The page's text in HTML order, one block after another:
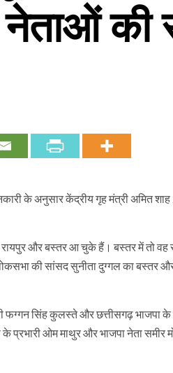
की
के अनुसार केंद्रीय गृह मंत्री अमित
और बस्तर आ चुके हैं। बस्तर में तो वह
की सांसद सुनीता दुग्गल का बस्तर और
फग्गन सिंह कुलस्ते और छत्तीसगढ़ भाजपा के
प्रभारी ओम माथुर और भाजपा नेता समीर